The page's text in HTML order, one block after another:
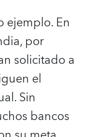
ejemplo. En
por
solicitado a
el
Sin
bancos